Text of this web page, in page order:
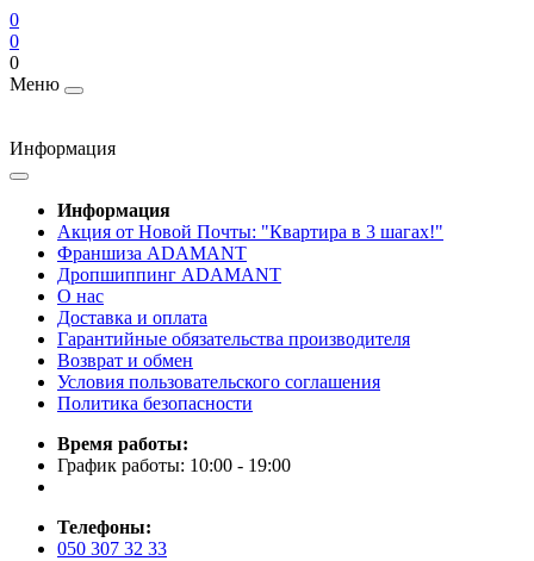
0
0
0
Меню
Информация
Информация
Акция от Новой Почты: "Квартира в 3 шагах!"
Франшиза ADAMANT
Дропшиппинг ADAMANT
О нас
Доставка и оплата
Гарантийные обязательства производителя
Возврат и обмен
Условия пользовательского соглашения
Политика безопасности
Время работы:
График работы: 10:00 - 19:00
Телефоны:
050 307 32 33